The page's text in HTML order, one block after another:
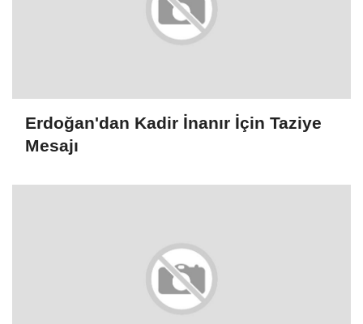
Erdoğan'dan Kadir İnanır İçin Taziye
Mesajı